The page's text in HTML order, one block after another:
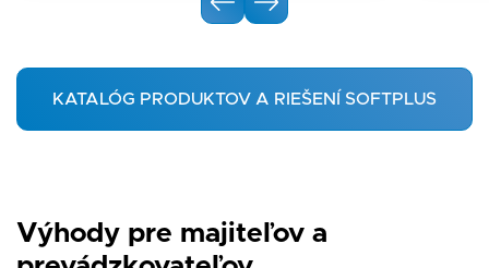
KATALÓG PRODUKTOV A RIEŠENÍ SOFTPLUS
Výhody pre majiteľov a